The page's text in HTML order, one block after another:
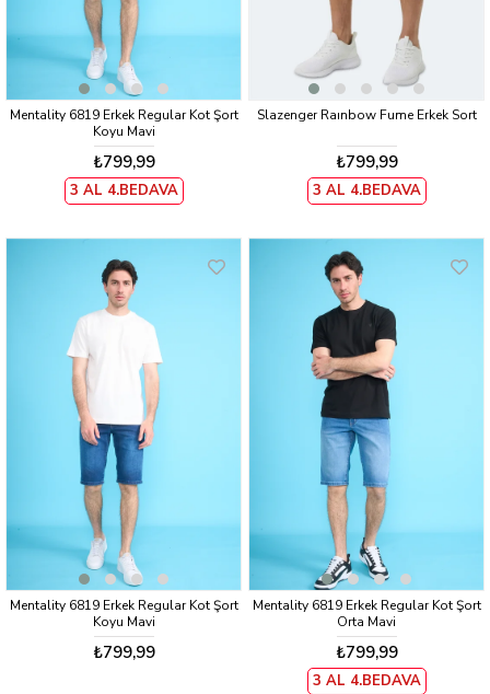
Mentality 6819 Erkek Regular Kot Şort
Koyu Mavi
₺799,99
3 AL 4.BEDAVA
Slazenger Raınbow Fume Erkek Sort
₺799,99
3 AL 4.BEDAVA
Mentality 6819 Erkek Regular Kot Şort
Koyu Mavi
₺799,99
Mentality 6819 Erkek Regular Kot Şort
Orta Mavi
₺799,99
3 AL 4.BEDAVA